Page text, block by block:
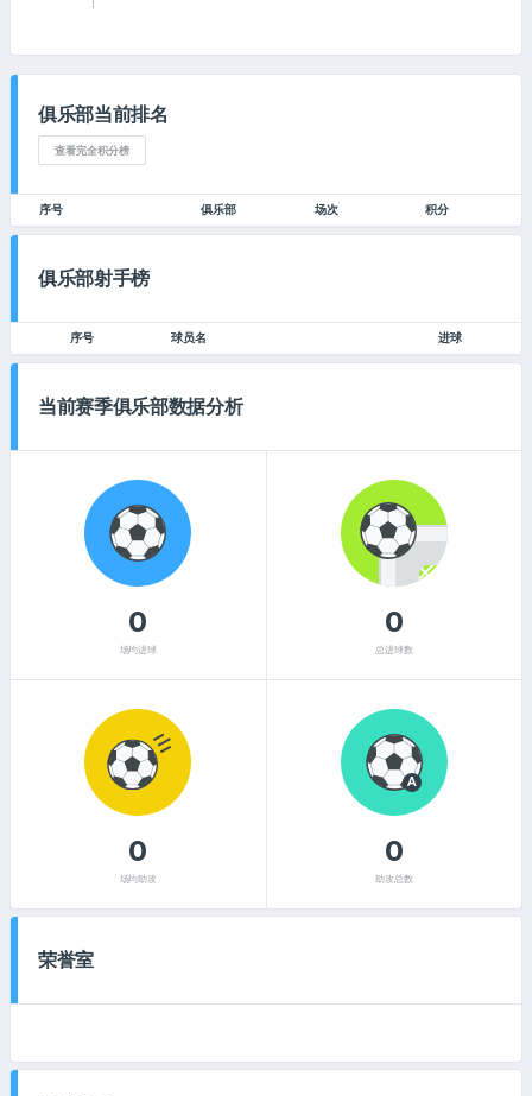
俱乐部当前排名
查看完全积分榜
序号 俱乐部 场次 积分
俱乐部射手榜
序号 球员名 进球
当前赛季俱乐部数据分析
0
场均进球
0
总进球数
0
场均助攻
A
0
助攻总数
荣誉室